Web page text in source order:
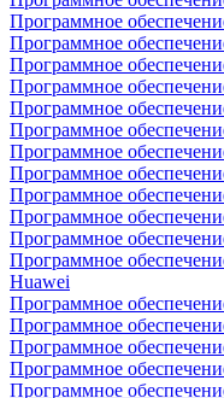
Программное
Программное
Программное
Программное
Программное
Программное
Программное
Программное
Программное
Программное
Программное
Программное
Huawei
Программное
Программное
Программное
Программное
Программное